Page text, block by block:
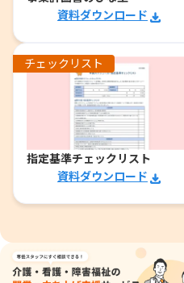
資料ダウンロード
チェックリスト
指定基準チェックリスト
資料ダウンロード